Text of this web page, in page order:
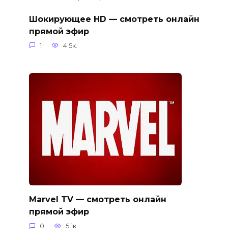
Шокирующее HD — смотреть онлайн
прямой эфир
1 4.5к.
Marvel TV — смотреть онлайн
прямой эфир
0 5.1к.